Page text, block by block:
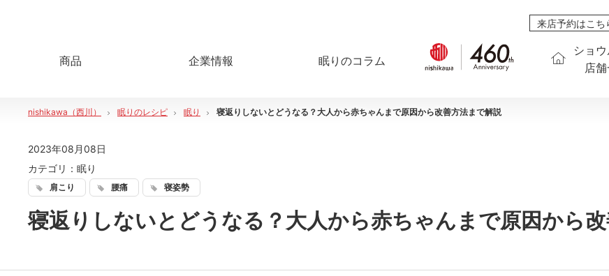
商品 企業情報 眠りのコラム
ショ
店
来店予約はこち
nishikawa（西川） 眠りのレシピ 眠り 寝返りしないとどうなる？大人から赤ちゃんまで原因から改善方法まで解説
2023年08月08日
カテゴリ： 眠り
肩こり 腰痛 寝姿勢
寝返りしないとどうなる？大人から赤ちゃんまで原因から